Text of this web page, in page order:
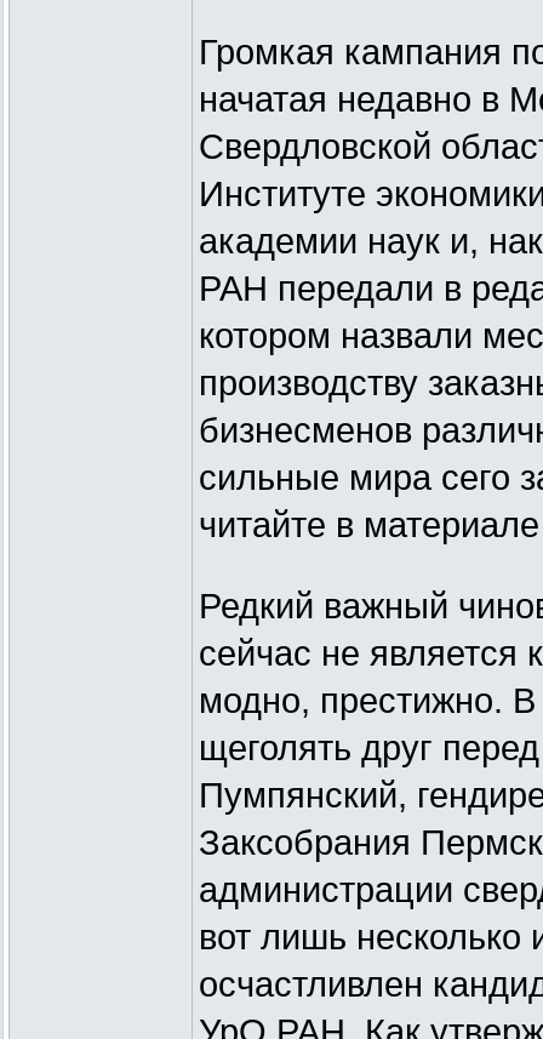
Громкая кампания
начатая недавно в
Свердловской
Институте
академии наук и,
РАН передали в
котором назвали
производству
бизнесменов
сильные мира сего
читайте в
Редкий важный
сейчас не является
модно, престижно. В
щеголять друг
Пумпянский,
Заксобрания
администрации
вот лишь несколько
осчастливлен